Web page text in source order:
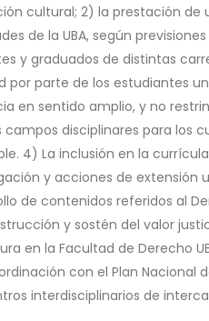
cultural; 2) la prestación de
de la UBA, según
y graduados de distintas
por parte de los estudiantes
en sentido amplio, y no
campos disciplinares para los
4) La inclusión en la
y acciones de extensión
de contenidos referidos al
y sostén del valor
en la Facultad de Derecho
con el Plan Nacional
interdisciplinarios de